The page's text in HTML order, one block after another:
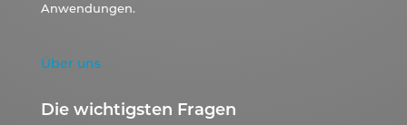
Anwendungen.
Über uns
Die wichtigsten Fragen